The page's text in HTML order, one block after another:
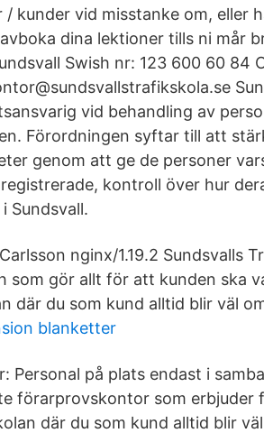
/ kunder vid misstanke om, eller
dina lektioner tills ni mår
Swish nr: 123 600 60 84
vid behandling av
Förordningen syftar till att
genom att ge de personer
kontroll över hur
Sundsvall.
nginx/1.19.2 Sundsvalls
som gör allt för att kunden ska
där du som kund alltid blir väl
blanketter
Personal på plats endast i
förarprovskontor som erbjuder
där du som kund alltid blir